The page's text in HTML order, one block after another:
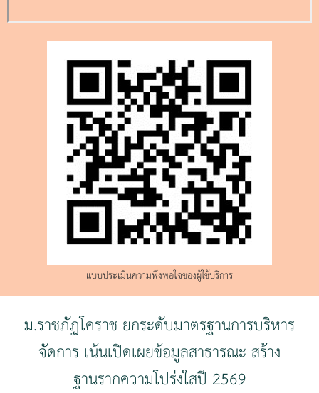
แบบประเมินความพึงพอใจของผู้ใช้บริการ
ม.ราชภัฏโคราช ยกระดับมาตรฐานการบริหาร
จัดการ เน้นเปิดเผยข้อมูลสาธารณะ สร้าง
ฐานรากความโปร่งใสปี 2569